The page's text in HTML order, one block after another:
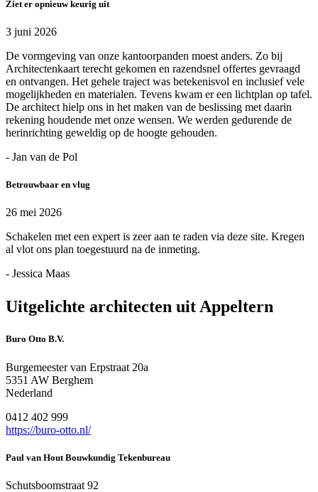
Ziet er opnieuw keurig uit
3 juni 2026
De vormgeving van onze kantoorpanden moest anders. Zo bij
Architectenkaart terecht gekomen en razendsnel offertes gevraagd
en ontvangen. Het gehele traject was betekenisvol en inclusief vele
mogelijkheden en materialen. Tevens kwam er een lichtplan op tafel.
De architect hielp ons in het maken van de beslissing met daarin
rekening houdende met onze wensen. We werden gedurende de
herinrichting geweldig op de hoogte gehouden.
- Jan van de Pol
Betrouwbaar en vlug
26 mei 2026
Schakelen met een expert is zeer aan te raden via deze site. Kregen
al vlot ons plan toegestuurd na de inmeting.
- Jessica Maas
Uitgelichte architecten uit Appeltern
Buro Otto B.V.
Burgemeester van Erpstraat 20a
5351 AW Berghem
Nederland
0412 402 999
https://buro-otto.nl/
Paul van Hout Bouwkundig Tekenbureau
Schutsboomstraat 92